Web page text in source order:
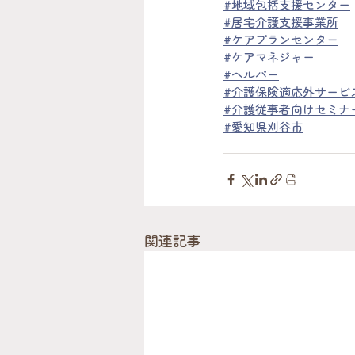
#地域包括支援センター
#居宅介護支援事業所
#ケアプランセンター
#ケアマネジャー
#ヘルパー
#介護保険適応外サービ
#介護従事者向けセミナ
#愛知県刈谷市
関連記事